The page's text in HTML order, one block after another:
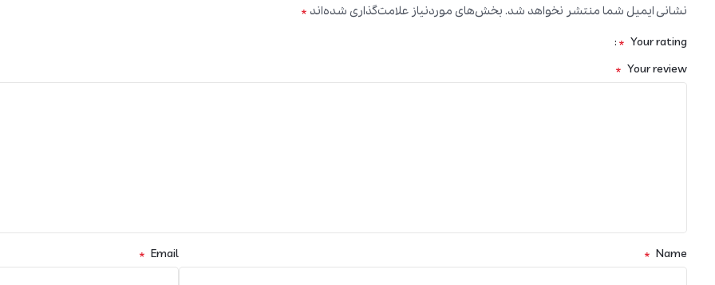
نشانی ایمیل شما منتشر نخواهد شد. بخش‌های موردنیاز علامت‌گذاری شده‌اند *
Your rating
*
Your review
*
Name
*
Email
*